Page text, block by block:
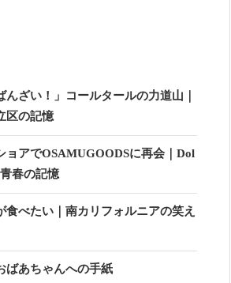
んざい！」コールタールの力道山｜
区の記憶
ョアでOSAMUGOODSに再会｜Dol
春の記憶
食べたい｜南カリフォルニアの笑え
ばあちゃんへの手紙